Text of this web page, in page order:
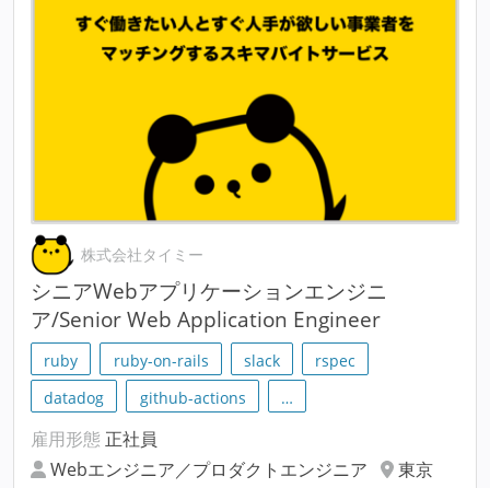
株式会社タイミー
シニアWebアプリケーションエンジニ
ア/Senior Web Application Engineer
ruby ruby-on-rails slack
rspec
datadog
github-actions …
雇用形態 正社員
Webエンジニア／プロダクトエンジニア
東京